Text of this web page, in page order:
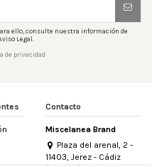
ello, consulte nuestra información de
Legal.
de privacidad
Contacto
Miscelanea Brand
Plaza del arenal, 2 -
11403, Jerez - Cádiz